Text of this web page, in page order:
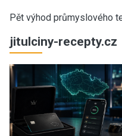
Pět výhod průmyslového
jitulciny-recepty.cz